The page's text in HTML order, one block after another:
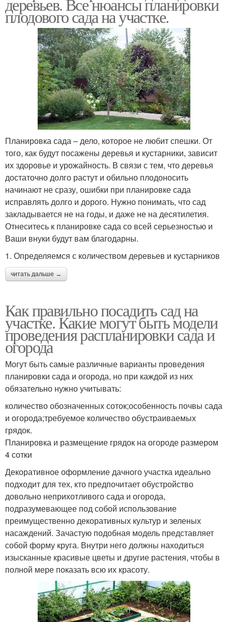
деревьев. Все нюансы планировки
плодового сада на участке.
Планировка сада – дело, которое не любит спешки. От
того, как будут посажены деревья и кустарники, зависит
их здоровье и урожайность. В связи с тем, что деревья
достаточно долго растут и обильно плодоносить
начинают не сразу, ошибки при планировке сада
исправлять долго и дорого. Нужно понимать, что сад
закладывается не на годы, и даже не на десятилетия.
Отнеситесь к планировке сада со всей серьезностью и
Ваши внуки будут вам благодарны.
1. Определяемся с количеством деревьев и кустарников
читать дальше →
Как правильно посадить сад на
участке. Какие могут быть модели
проведения распланировки сада и
огорода
Могут быть самые различные варианты проведения
планировки сада и огорода, но при каждой из них
обязательно нужно учитывать:
количество обозначенных соток;особенность почвы сада
и огорода;требуемое количество обустраиваемых
грядок.
Планировка и размещение грядок на огороде размером
4 сотки
Декоративное оформление дачного участка идеально
подходит для тех, кто предпочитает обустройство
довольно неприхотливого сада и огорода,
подразумевающее под собой использование
преимущественно декоративных культур и зеленых
насаждений. Зачастую подобная модель представляет
собой форму круга. Внутри него должны находиться
изысканные красивые цветы и другие растения, чтобы в
полной мере показать всю их красоту.